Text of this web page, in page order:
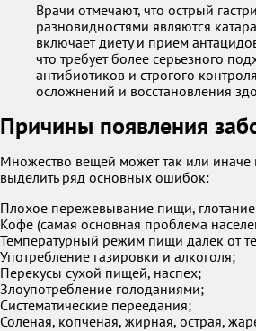
Врачи отмечают, что острый
разновидностями являются
включает диету и прием
что требует более серьезного
антибиотиков и строгого
осложнений и восстановления
Причины появления
Множество вещей может так или иначе
выделить ряд основных ошибок:
Плохое пережевывание пищи,
Кофе (самая основная проблема
Температурный режим пищи далек от
Употребление газировки и алкоголя;
Перекусы сухой пищей, наспех;
Злоупотребление голоданиями;
Систематические переедания;
Соленая, копченая, жирная, острая,